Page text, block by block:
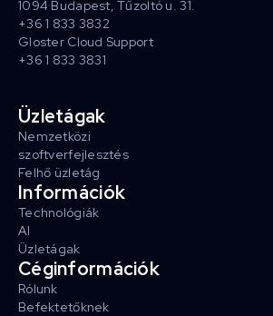
1094 Budapest, Tűzoltó u. 31.
+36 1 833 3832
Gloster Cloud Support
+36 1 833 3831
Üzletágak
Nemzetközi
szoftverfejlesztés
Felhő üzletág
Információk
Technológiák
AI
Üzletágak
Céginformációk
Rólunk
Befektetőknek